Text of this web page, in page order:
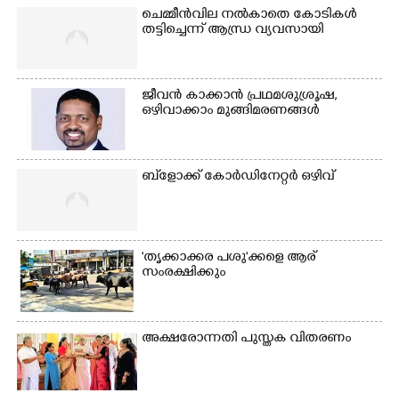
ചെമ്മീൻവില നൽകാതെ കോടികൾ
തട്ടിച്ചെന്ന് ആന്ധ്ര വ്യവസായി
ജീവൻ കാക്കാൻ പ്രഥമശുശ്രൂഷ,
ഒഴിവാക്കാം മുങ്ങിമരണങ്ങൾ
ബ്‌ളോക്ക് കോർഡിനേറ്റർ ഒഴിവ്
'തൃക്കാക്കര പശു'ക്കളെ ആര്
സംരക്ഷിക്കും
അക്ഷരോന്നതി പുസ്തക വിതരണം
×
Share this link